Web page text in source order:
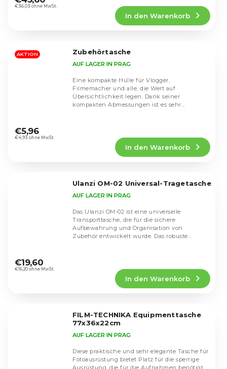
Produktbewertung
Sternen.
€36,03 ohne MwSt.
In den Warenkorb
AKTION Zubehörtasche
durchschnittliche
Produktbewertung
AUF LAGER IN PRAG
€4,93 ohne MwSt.
€5,96
In den Warenkorb
Eine kompakte Hülle für Vlogger,
Filmemacher und alle, die Wert auf
Übersichtlichkeit legen. Dank seiner
kompakten Abmessungen ist es sehr
Ulanzi OM-02 Universal-Tragetasche
durchschnittliche
Produktbewertung
AUF LAGER IN PRAG
€16,20 ohne MwSt.
€19,60
In den Warenkorb
Das Ulanzi OM-02 ist eine universelle
Transporttasche, die für die sichere
Aufbewahrung und Organisation von
Zubehör entwickelt wurde. Das robuste
FILM-TECHNIKA Equipmenttasche
77x36x22cm
AUF LAGER IN PRAG
Diese praktische und sehr elegante Tasche für
Fotoausrüstung bietet Platz für die sperrige
Ausrüstung, die für die Aufnahmen benötigt